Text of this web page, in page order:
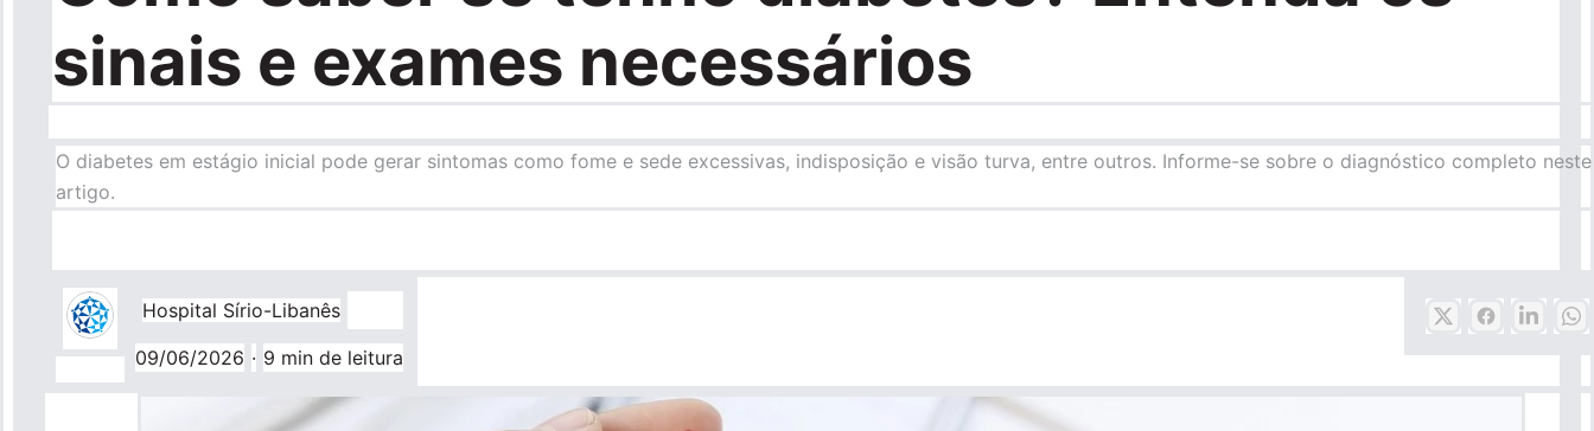
sinais e exames necessários
O diabetes em estágio inicial pode gerar sintomas como fome e sede excessivas, indisposição e visão turva, entre outros. Informe-se sobre o diagnóstico completo neste
artigo.
Hospital Sírio-Libanês
09/06/2026 · 9 min de leitura